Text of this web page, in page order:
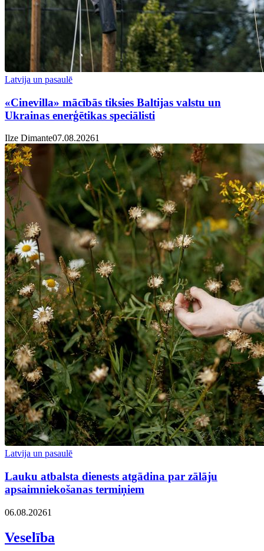
Latvija un pasaulē
«Cinevilla» mācībās tiksies Baltijas valstu un
Ukrainas enerģētikas speciālisti
Ilze Dimante07.08.20261
Latvija un pasaulē
Lauku atbalsta dienests atgādina par zālāju
apsaimniekošanas termiņiem
06.08.20261
Veselība